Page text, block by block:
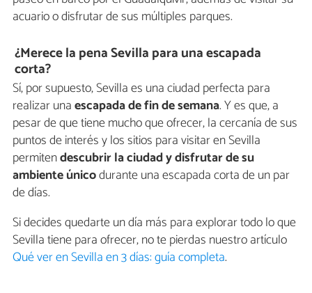
acuario o disfrutar de sus múltiples parques.
¿Merece la pena Sevilla para una escapada
corta?
Sí, por supuesto, Sevilla es una ciudad perfecta para
realizar unaescapada de fin de semana. Y es que, a
pesar de que tiene mucho que ofrecer, la cercanía de sus
puntos de interés y los sitios para visitar en Sevilla
permitendescubrir la ciudad y disfrutar de su
ambiente únicodurante una escapada corta de un par
de días.
Si decides quedarte un día más para explorar todo lo que
Sevilla tiene para ofrecer, no te pierdas nuestro artículo
Qué ver en Sevilla en 3 días: guía completa.